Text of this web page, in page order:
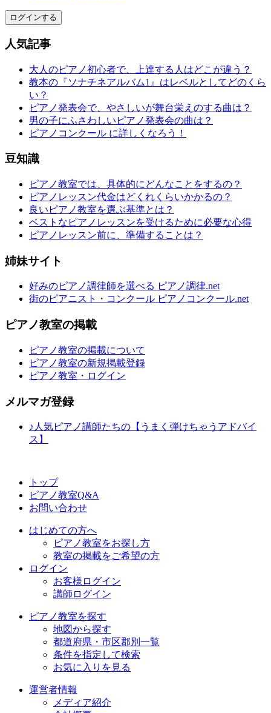
ログインする
人気記事
大人のピアノ初心者で、上達する人はどこが違う？
教本の『ソナチネアルバム1』はレベルとしてどのくら
い？
ピアノ発表会で、やさしいが舞台栄えのする曲は？
男の子にふさわしいピアノ発表会の曲は？
ピアノコンクール に詳しくなろう！
豆知識
ピアノ教室では、具体的にどんなことをするの？
ピアノレッスン代金はどくれくらいかかるの？
良いピアノ教室を選ぶ基準とは？
ベストなピアノレッスンを受けるために必要な心得
ピアノレッスン前に、準備することは？
姉妹サイト
好みのピアノ調律師を選べる ピアノ調律.net
街のピアニスト・コンクール ピアノコンクール.net
ピアノ教室の掲載
ピアノ教室の掲載について
ピアノ教室の新規掲載登録
ピアノ教室・ログイン
メルマガ登録
♪人気ピアノ講師たちの【うまく弾けちゃうアドバイ
ス】
トップ
ピアノ教室Q&A
お問い合わせ
はじめての方へ
ピアノ教室をお探し方
教室の掲載をご希望の方
ログイン
お客様ログイン
講師ログイン
ピアノ教室を探す
地図から探す
都道府県・市区郡別一覧
条件を指定して検索
お気に入りを見る
運営者情報
メディア紹介